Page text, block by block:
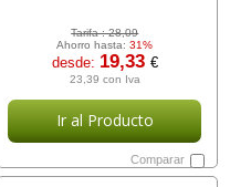
Tarifa :28,09
Ahorro hasta:31%
desde: 19,33 €
23,39 con Iva
Ir al Producto
Comparar